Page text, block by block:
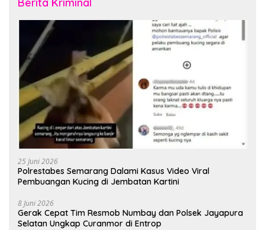
25 Juni 2026
Polrestabes Semarang Dalami Kasus Video Viral
Pembuangan Kucing di Jembatan Kartini
8 Juni 2026
Gerak Cepat Tim Resmob Numbay dan Polsek Jayapura
Selatan Ungkap Curanmor di Entrop